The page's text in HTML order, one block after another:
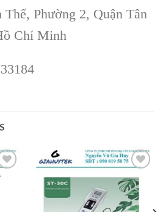
Phường 2, Quận Tân
Chí Minh
to
Add to
wishlist